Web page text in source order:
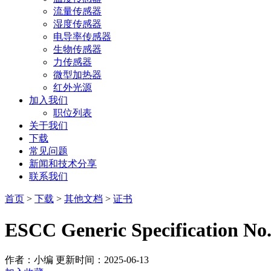
流量传感器
湿度传感器
电导率传感器
生物传感器
力传感器
微型加热器
红外光源
加入我们
职位列表
关于我们
下载
常见问题
新闻和技术分享
联系我们
首页 > 下载 > 其他文档 > 证书
ESCC Generic Specification
作者：小编 更新时间：2025-06-13